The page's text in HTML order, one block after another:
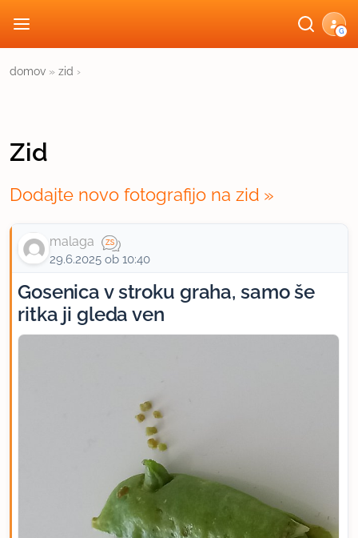
G
domov » zid ›
Zid
Dodajte novo fotografijo na zid
malaga
29.6.2025 ob 10:40
Gosenica v stroku graha, samo še
ritka ji gleda ven